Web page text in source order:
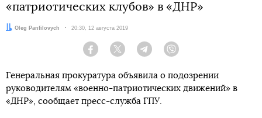
«патриотических клубов» в «ДНР»
Автор:
Oleg Panfilovych Дата:
20:30, 12 августа 2019
Facebook Twitter Telegram
Генеральная прокуратура объявила о подозрении
руководителям «военно-патриотических движений» в
«ДНР», сообщает пресс-служба ГПУ.